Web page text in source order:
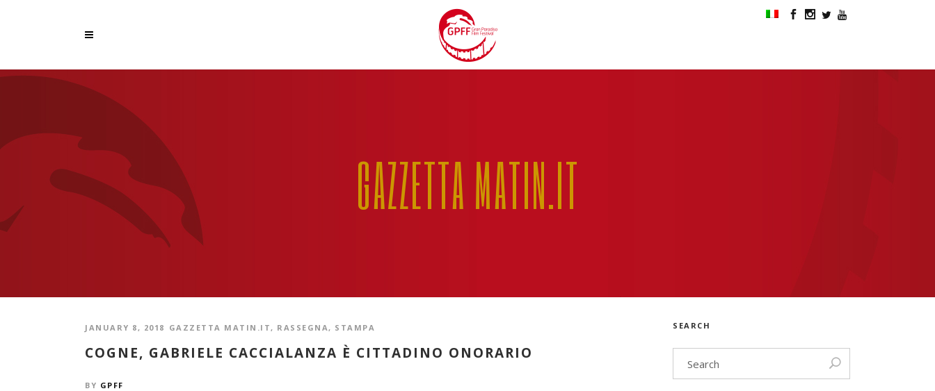
GAZZETTA MATIN.IT
JANUARY 8, 2018 GAZZETTA MATIN.IT, RASSEGNA, STAMPA
COGNE, GABRIELE CACCIALANZA È CITTADINO ONORARIO
BY GPFF
SEARCH